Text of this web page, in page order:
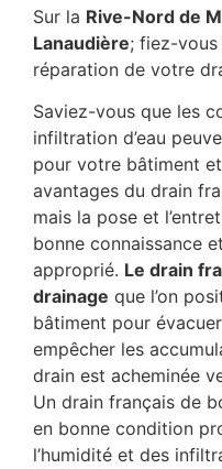
Sur la Rive-Nord de
Lanaudière; fiez-vous
réparation de votre
Saviez-vous que les
infiltration d’eau
pour votre bâtiment
avantages du drain
mais la pose et
bonne connaissance
approprié. Le drain
drainage que l’on
bâtiment pour
empêcher les
drain est acheminée
Un drain français de
en bonne condition
l’humidité et des